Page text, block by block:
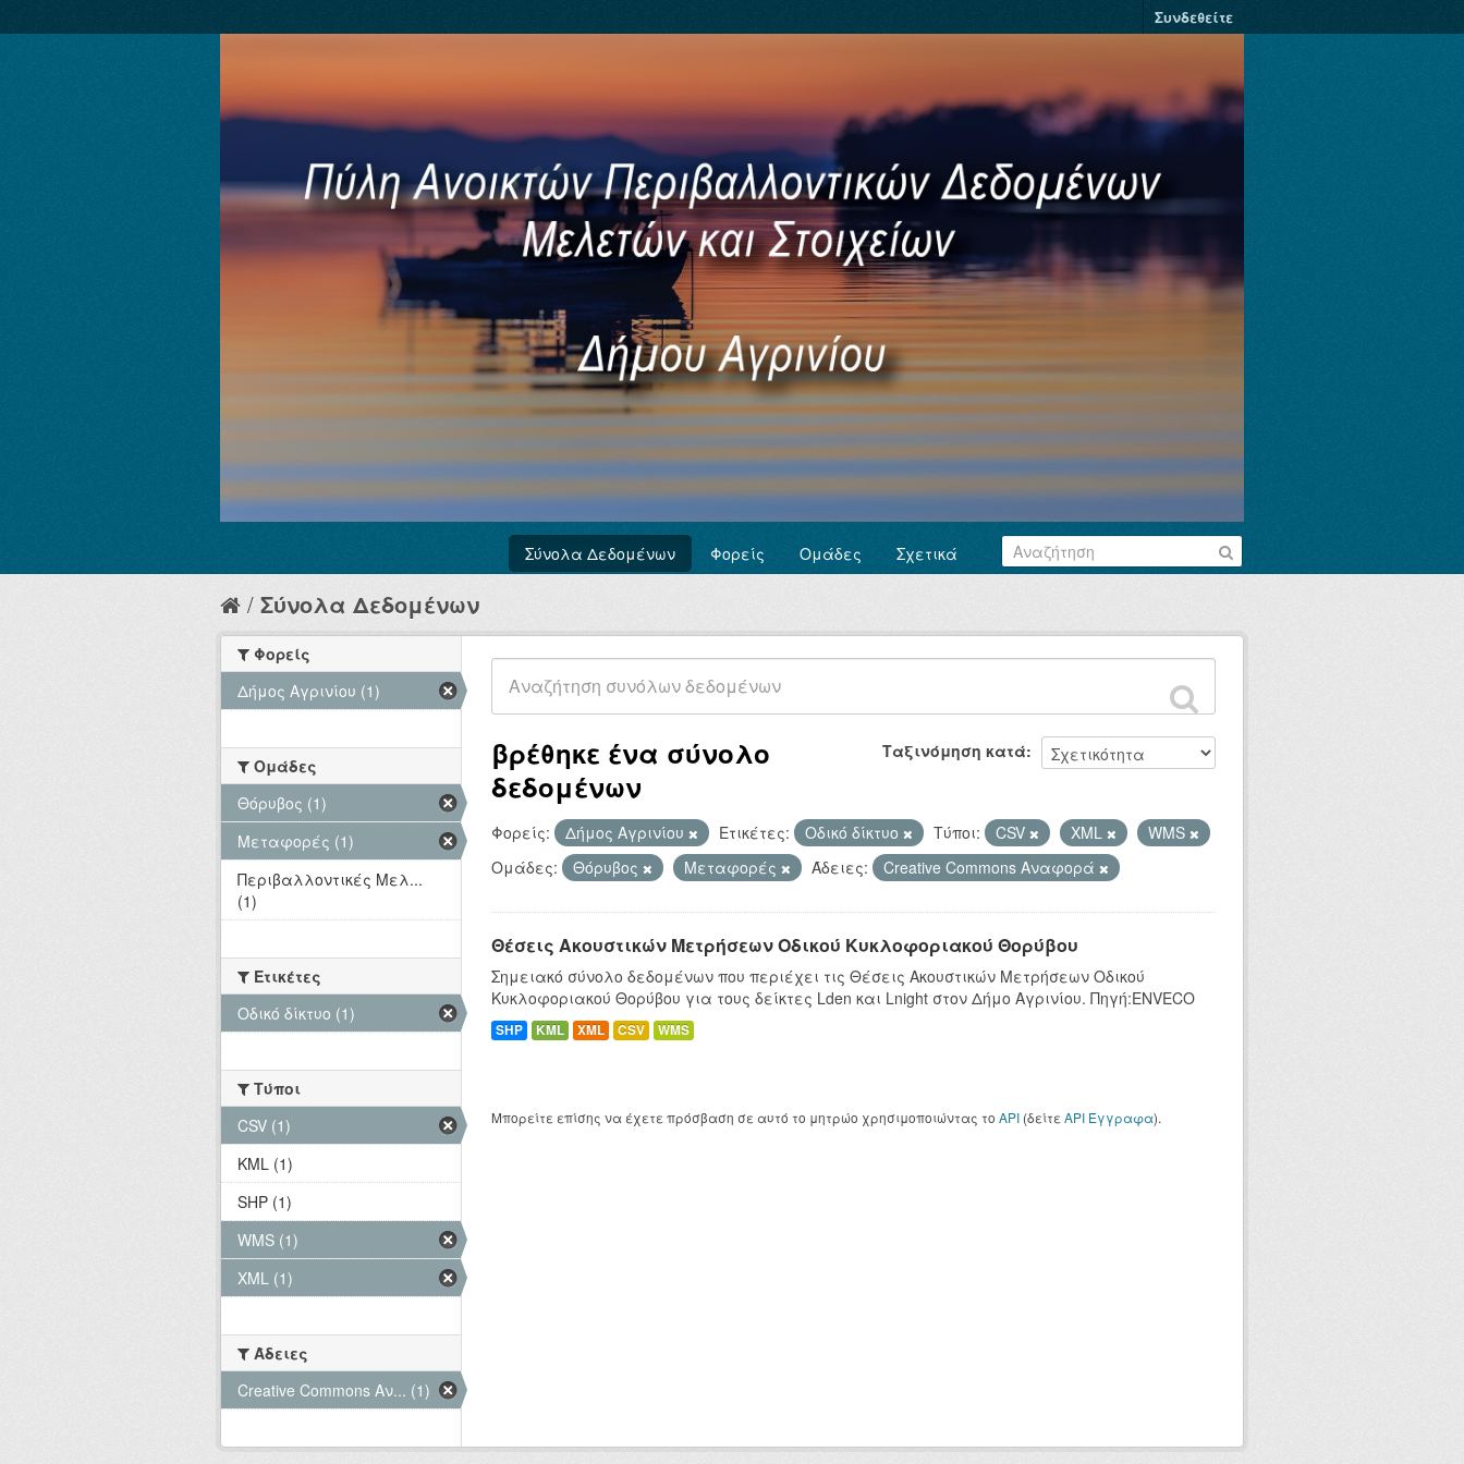
Συνδεθείτε
Σύνολα Δεδομένων Φορείς Ομάδες Σχετικά
Σύνολα Δεδομένων
Ταξινόμηση κατά
βρέθηκε ένα σύνολο
δεδομένων
Φορείς: Δήμος Αγρινίου Ετικέτες: Οδικό δίκτυο Τύποι: CSV XML
WMS
Ομάδες:
Θόρυβος Μεταφορές Άδειες: Creative Commons Αναφορά
Θέσεις Ακουστικών Μετρήσεων Οδικού Κυκλοφοριακού Θορύβου
Σημειακό σύνολο δεδομένων που περιέχει τις Θέσεις Ακουστικών Μετρήσεων Οδικού
Κυκλοφοριακού Θορύβου για τους δείκτες Lden και Lnight στον Δήμο Αγρινίου. Πηγή:ENVECO
SHP KML XML CSV WMS
Μπορείτε επίσης να έχετε πρόσβαση σε αυτό το μητρώο χρησιμοποιώντας το API (δείτε API Έγγραφα).
Φορείς
Δήμος Αγρινίου (1)
Ομάδες
Θόρυβος (1)
Μεταφορές (1)
Περιβαλλοντικές Μελ...
(1)
Ετικέτες
Οδικό δίκτυο (1)
Τύποι
CSV (1)
KML (1)
SHP (1)
WMS (1)
XML (1)
Άδειες
Creative Commons Αν... (1)